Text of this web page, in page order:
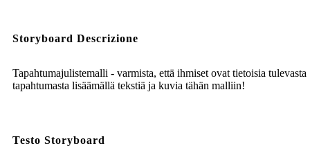
Storyboard Descrizione
Tapahtumajulistemalli - varmista, että ihmiset ovat tietoisia tulevasta
tapahtumasta lisäämällä tekstiä ja kuvia tähän malliin!
Testo Storyboard